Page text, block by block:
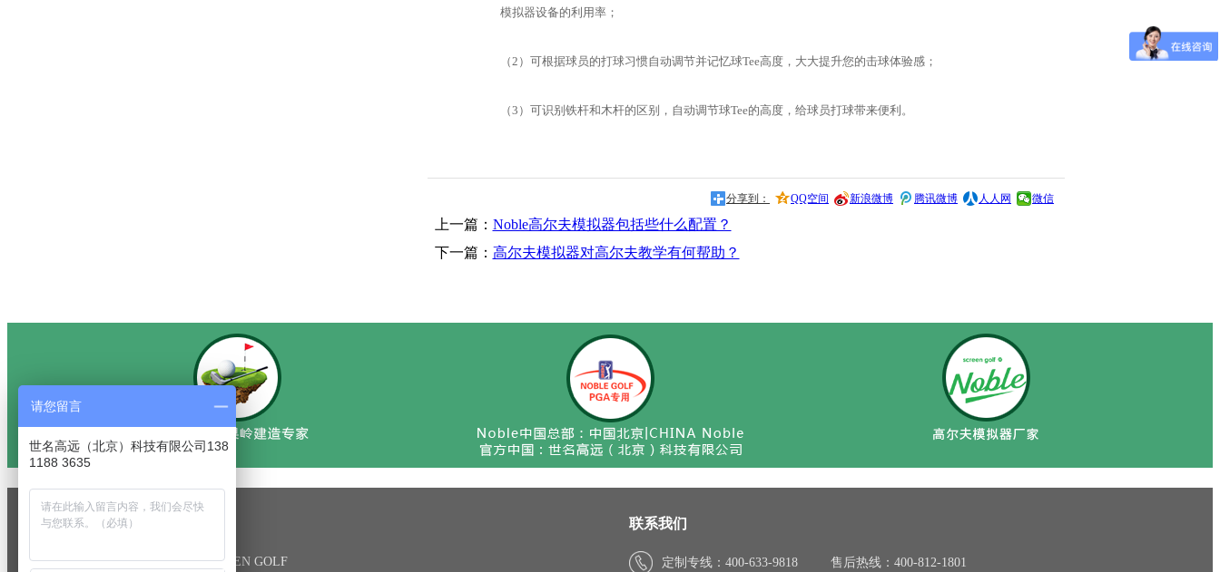
模拟器设备的利用率；
（2）可根据球员的打球习惯自动调节并记忆球Tee高度，大大提升您的击球体验感；
（3）可识别铁杆和木杆的区别，自动调节球Tee的高度，给球员打球带来便利。
分享到： QQ空间 新浪微博 腾讯微博 人人网 微信
上一篇： Noble高尔夫模拟器包括些什么配置？
下一篇： 高尔夫模拟器对高尔夫教学有何帮助？
NOBLE SCREEN GOLF
联系我们
定制专线：400-633-9818 售后热线：400-812-1801
请您留言
世名高远（北京）科技有限公司138
1188 3635